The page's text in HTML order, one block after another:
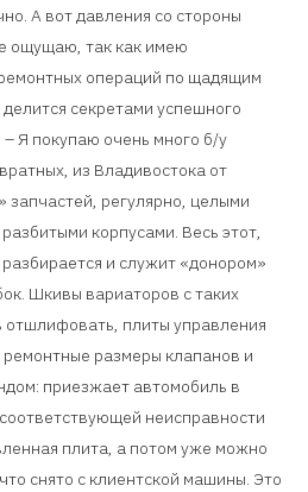
А вот давления со стороны
ощущаю, так как имею
операций по щадящим
секретами успешного
– Я покупаю очень много б/у
из Владивостока от
запчастей, регулярно, целыми
корпусами. Весь этот,
и служит «донором»
Шкивы вариаторов с таких
отшлифовать, плиты управления
размеры клапанов и
приезжает автомобиль в
неисправности
плита, а потом уже можно
снято с клиентской машины. Это